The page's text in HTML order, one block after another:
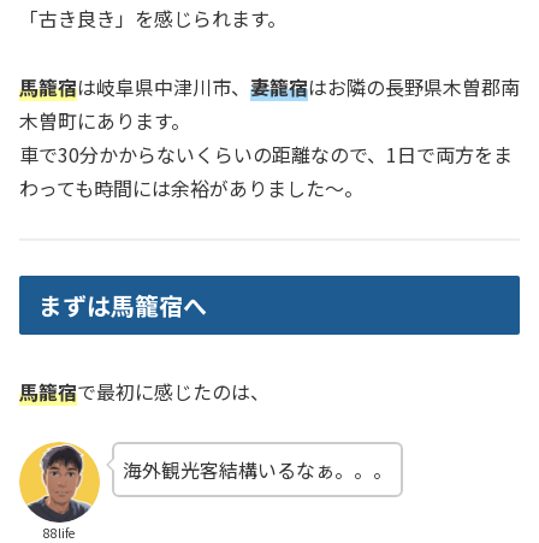
「古き良き」を感じられます。
馬籠宿は岐阜県中津川市、 妻籠宿はお隣の長野県木曽郡南
木曽町にあります。
車で30分かからないくらいの距離なので、1日で両方をま
わっても時間には余裕がありました〜。
まずは馬籠宿へ
馬籠宿で最初に感じたのは、
88life
海外観光客結構いるなぁ。。。